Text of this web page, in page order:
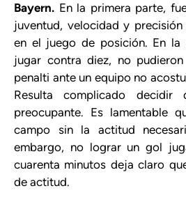
Bayern. En la primera parte,
juventud, velocidad y
en el juego de posición. En la
jugar contra diez, no
penalti ante un equipo no
Resulta complicado
preocupante. Es lamentable
campo sin la actitud
embargo, no lograr un gol
cuarenta minutos deja claro
de actitud.